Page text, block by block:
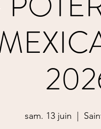
sam. 13 juin